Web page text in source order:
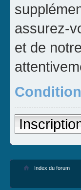
assurez-
et de
Index du forum